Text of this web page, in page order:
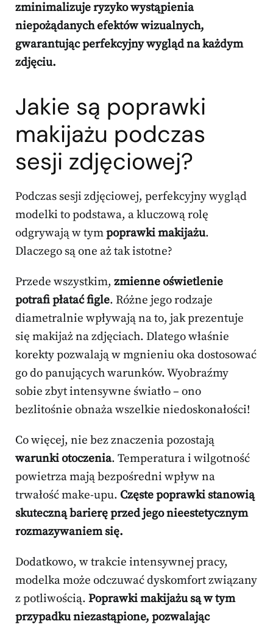
zminimalizuje ryzyko wystąpienia
niepożądanych efektów wizualnych,
gwarantując perfekcyjny wygląd na każdym
zdjęciu.
Jakie są poprawki
makijażu podczas
sesji zdjęciowej?
Podczas sesji zdjęciowej, perfekcyjny wygląd
modelki to podstawa, a kluczową rolę
odgrywają w tympoprawki makijażu.
Dlaczego są one aż tak istotne?
Przede wszystkim, zmienne oświetlenie
potrafi płatać figle. Różne jego rodzaje
diametralnie wpływają na to, jak prezentuje
się makijaż na zdjęciach. Dlatego właśnie
korekty pozwalają w mgnieniu oka dostosować
go do panujących warunków. Wyobraźmy
sobie zbyt intensywne światło – ono
bezlitośnie obnaża wszelkie niedoskonałości!
Co więcej, nie bez znaczenia pozostają
warunki otoczenia. Temperatura i wilgotność
powietrza mają bezpośredni wpływ na
trwałość make-upu. Częste poprawki stanowią
skuteczną barierę przed jego nieestetycznym
rozmazywaniem się.
Dodatkowo, w trakcie intensywnej pracy,
modelka może odczuwać dyskomfort związany
z potliwością. Poprawki makijażu są w tym
przypadku niezastąpione, pozwalając